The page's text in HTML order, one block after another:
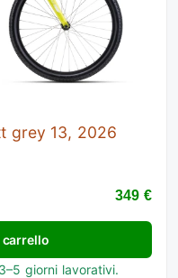
grey 13, 2026
349 €
carrello
giorni lavorativi.